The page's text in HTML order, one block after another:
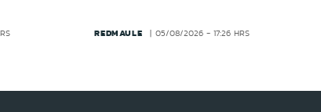
REDMAULE 05/08/2026 - 17:26 HRS